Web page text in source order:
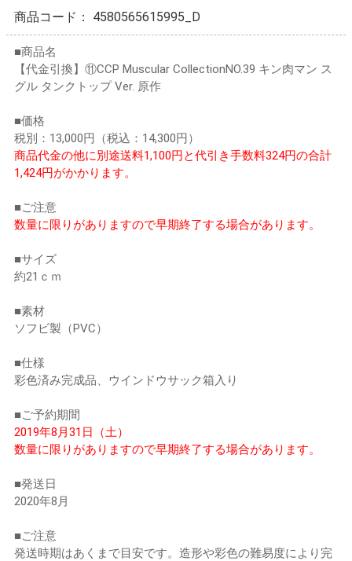
商品コード： 4580565615995_D
■商品名
【代金引換】⑪CCP Muscular CollectionNO.39 キン肉マン ス
グル タンクトップ Ver. 原作
■価格
税別：13,000円（税込：14,300円）
商品代金の他に別途送料1,100円と代引き手数料324円の合計
1,424円がかかります。
■ご注意
数量に限りがありますので早期終了する場合があります。
■サイズ
約21ｃｍ
■素材
ソフビ製（PVC）
■仕様
彩色済み完成品、ウインドウサック箱入り
■ご予約期間
2019年8月31日（土）
数量に限りがありますので早期終了する場合があります。
■発送日
2020年8月
■ご注意
発送時期はあくまで目安です。造形や彩色の難易度により完